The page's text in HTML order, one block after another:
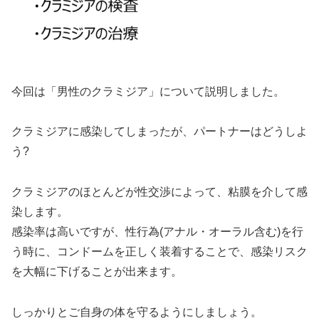
今回は「男性のクラミジア」について説明しました。
クラミジアに感染してしまったが、パートナーはどうしよ
う?
クラミジアのほとんどが性交渉によって、粘膜を介して感
染します。
感染率は高いですが、性行為(アナル・オーラル含む)を行
う時に、コンドームを正しく装着することで、感染リスク
を大幅に下げることが出来ます。
しっかりとご自身の体を守るようにしましょう。